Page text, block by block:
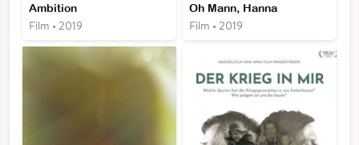
Ambition
Film • 2019
Oh Mann, Hanna
Film • 2019